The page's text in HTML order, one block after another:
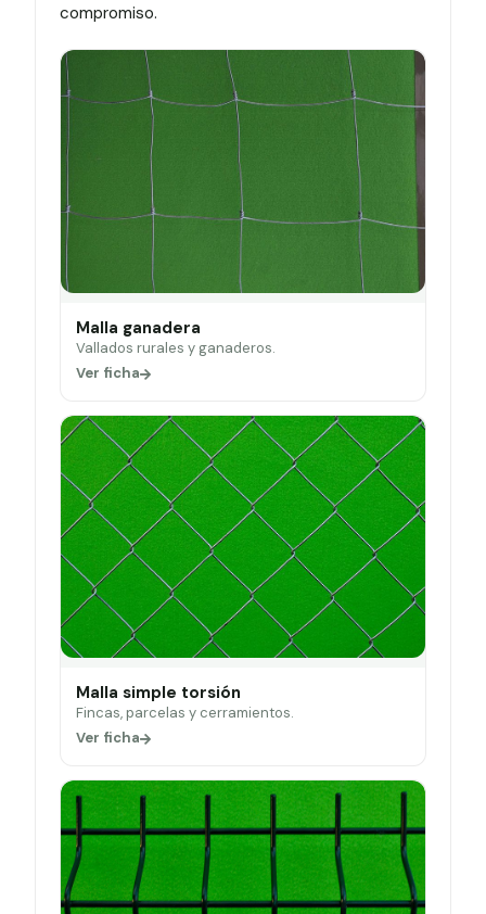
compromiso.
Malla ganadera
Vallados rurales y ganaderos.
Ver ficha
Malla simple torsión
Fincas, parcelas y cerramientos.
Ver ficha